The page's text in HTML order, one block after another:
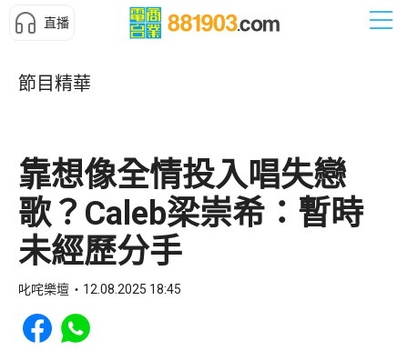
直播
節目精華
靠想像全情投入唱失戀
歌？Caleb梁崇希：暫時
未經歷分手
叱咤樂壇 12.08.2025 18:45
Share to Facebook
Share to WhatsApp